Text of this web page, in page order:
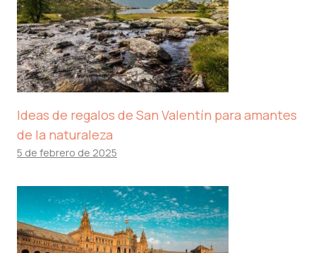
Ideas de regalos de San Valentín para amantes
de la naturaleza
5 de febrero de 2025